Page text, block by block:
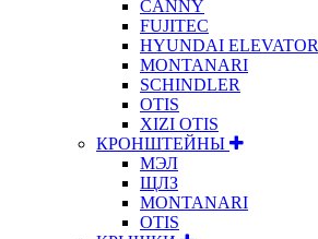
CANNY
FUJITEC
HYUNDAI ELEVATOR
MONTANARI
SCHINDLER
OTIS
XIZI OTIS
КРОНШТЕЙНЫ
МЭЛ
ЩЛЗ
MONTANARI
OTIS